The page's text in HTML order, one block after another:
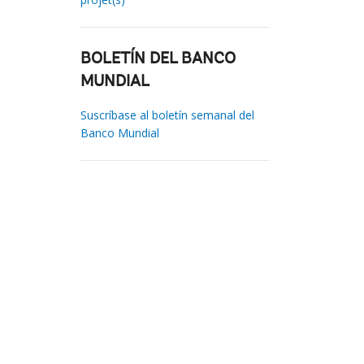
BOLETÍN DEL BANCO
MUNDIAL
Suscríbase al boletín semanal del
Banco Mundial